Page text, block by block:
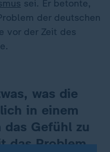
sei. Er betonte,
der deutschen
vor der Zeit des
was die
in einem
Gefühl zu
das Problem,